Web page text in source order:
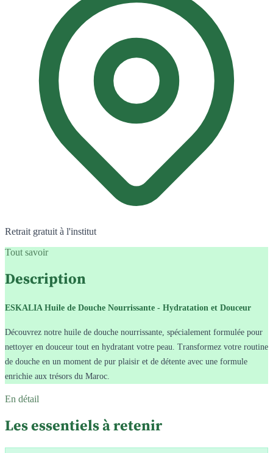
Retrait gratuit à l'institut
Tout savoir
Description
ESKALIA Huile de Douche Nourrissante - Hydratation et Douceur
Découvrez notre huile de douche nourrissante, spécialement formulée pour
nettoyer en douceur tout en hydratant votre peau. Transformez votre routine
de douche en un moment de pur plaisir et de détente avec une formule
enrichie aux trésors du Maroc.
En détail
Les essentiels à retenir